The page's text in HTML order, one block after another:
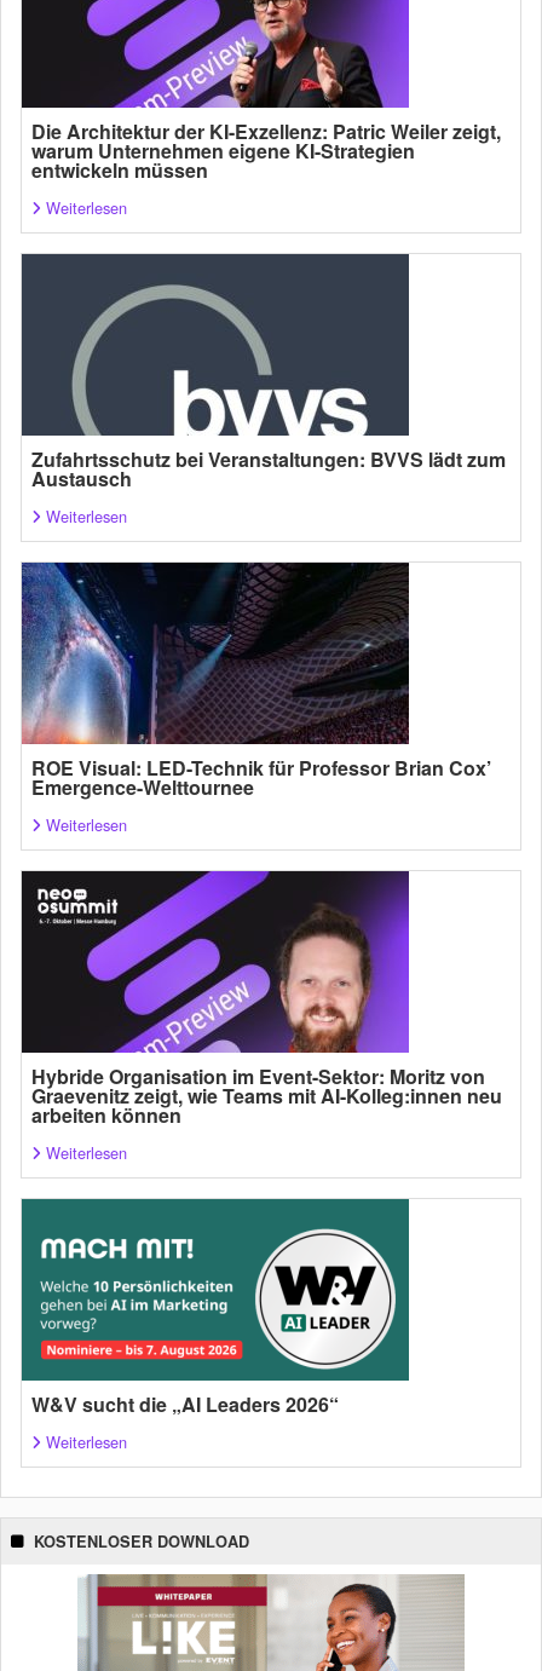
Die Architektur der KI-Exzellenz: Patric Weiler zeigt,
warum Unternehmen eigene KI-Strategien
entwickeln müssen
Weiterlesen
Zufahrtsschutz bei Veranstaltungen: BVVS lädt zum
Austausch
Weiterlesen
ROE Visual: LED-Technik für Professor Brian Cox’
Emergence-Welttournee
Weiterlesen
Hybride Organisation im Event-Sektor: Moritz von
Graevenitz zeigt, wie Teams mit AI-Kolleg:innen neu
arbeiten können
Weiterlesen
W&V sucht die „AI Leaders 2026“
Weiterlesen
KOSTENLOSER DOWNLOAD